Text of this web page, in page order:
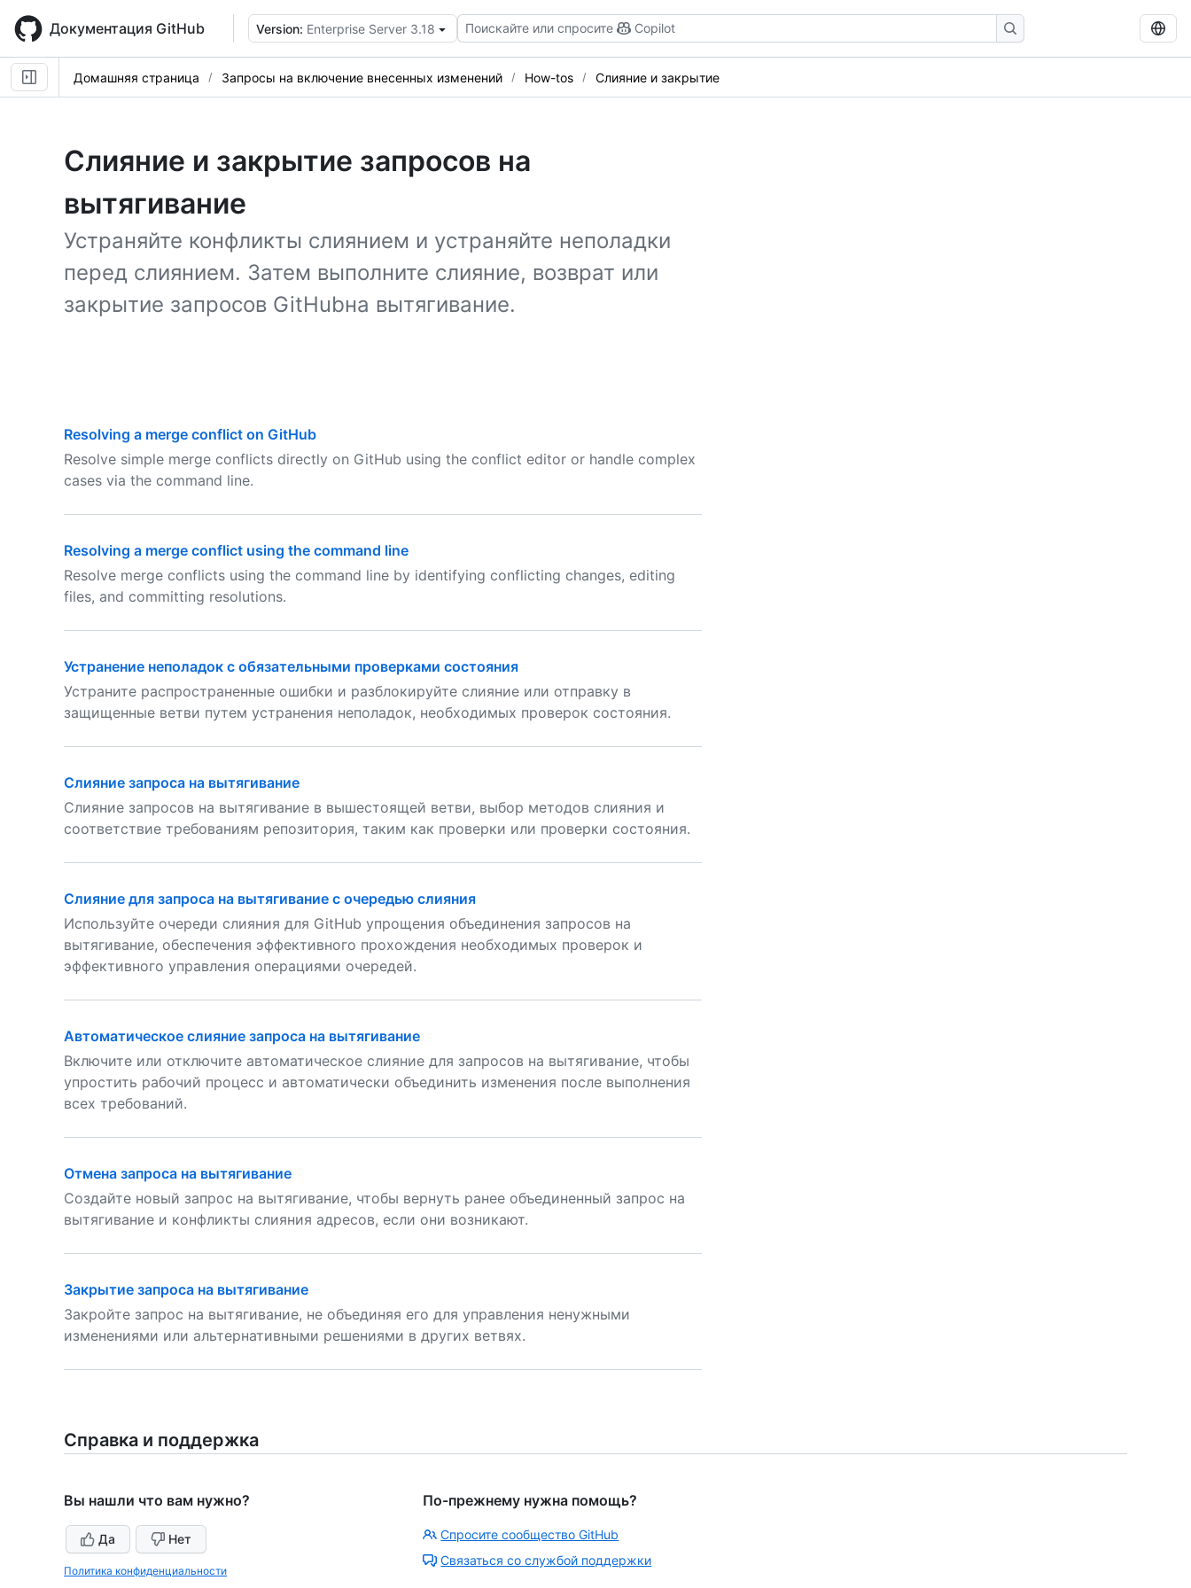
main
content
Документация GitHub Version: Enterprise Server 3.18 Поискайте или спросите Copilot
Домашняя страница Запросы на включение внесенных изменений How-tos Слияние и закрытие
Слияние и закрытие запросов на
вытягивание
Устраняйте конфликты слиянием и устраняйте неполадки
перед слиянием. Затем выполните слияние, возврат или
закрытие запросов GitHubна вытягивание.
Resolving a merge conflict on GitHub
Resolve simple merge conflicts directly on GitHub using the conflict editor or handle complex
cases via the command line.
Resolving a merge conflict using the command line
Resolve merge conflicts using the command line by identifying conflicting changes, editing
files, and committing resolutions.
Устранение неполадок с обязательными проверками состояния
Устраните распространенные ошибки и разблокируйте слияние или отправку в
защищенные ветви путем устранения неполадок, необходимых проверок состояния.
Слияние запроса на вытягивание
Слияние запросов на вытягивание в вышестоящей ветви, выбор методов слияния и
соответствие требованиям репозитория, таким как проверки или проверки состояния.
Слияние для запроса на вытягивание с очередью слияния
Используйте очереди слияния для GitHub упрощения объединения запросов на
вытягивание, обеспечения эффективного прохождения необходимых проверок и
эффективного управления операциями очередей.
Автоматическое слияние запроса на вытягивание
Включите или отключите автоматическое слияние для запросов на вытягивание, чтобы
упростить рабочий процесс и автоматически объединить изменения после выполнения
всех требований.
Отмена запроса на вытягивание
Создайте новый запрос на вытягивание, чтобы вернуть ранее объединенный запрос на
вытягивание и конфликты слияния адресов, если они возникают.
Закрытие запроса на вытягивание
Закройте запрос на вытягивание, не объединяя его для управления ненужными
изменениями или альтернативными решениями в других ветвях.
Справка и поддержка
Вы нашли что вам нужно?
Да Нет
Политика конфиденциальности
По-прежнему нужна помощь?
Спросите сообщество GitHub
Связаться со службой поддержки